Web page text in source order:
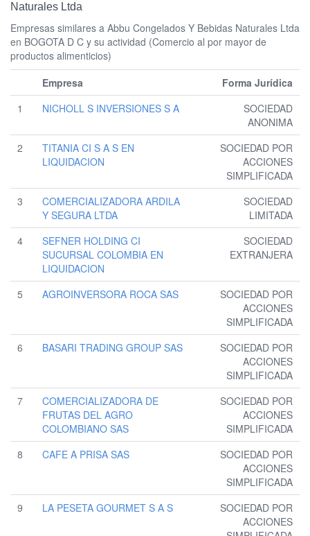
Naturales Ltda
Empresas similares a Abbu Congelados Y Bebidas Naturales Ltda
en BOGOTA D C y su actividad (Comercio al por mayor de
productos alimenticios)
Empresa
Forma Jurídica
1
NICHOLL S INVERSIONES S A
SOCIEDAD
ANONIMA
2
TITANIA CI S A S EN
LIQUIDACION
SOCIEDAD POR
ACCIONES
SIMPLIFICADA
3
COMERCIALIZADORA ARDILA
Y SEGURA LTDA
SOCIEDAD
LIMITADA
4
SEFNER HOLDING CI
SUCURSAL COLOMBIA EN
LIQUIDACION
SOCIEDAD
EXTRANJERA
5 AGROINVERSORA ROCA SAS
SOCIEDAD POR
ACCIONES
SIMPLIFICADA
6
BASARI TRADING GROUP SAS
SOCIEDAD POR
ACCIONES
SIMPLIFICADA
7
COMERCIALIZADORA DE
FRUTAS DEL AGRO
COLOMBIANO SAS
SOCIEDAD POR
ACCIONES
SIMPLIFICADA
8
CAFE A PRISA SAS
SOCIEDAD POR
ACCIONES
SIMPLIFICADA
9
LA PESETA GOURMET S A S
SOCIEDAD POR
ACCIONES